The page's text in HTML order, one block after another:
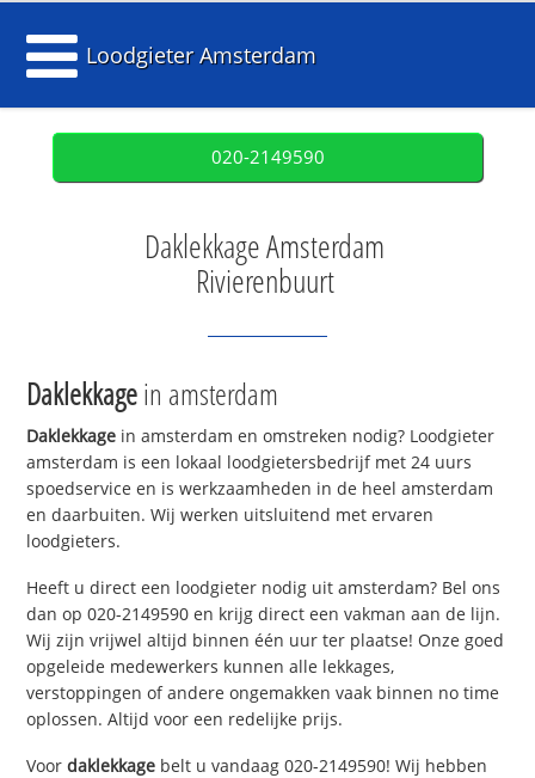
Loodgieter Amsterdam
020-2149590
Daklekkage Amsterdam
Rivierenbuurt
Daklekkagein amsterdam
Daklekkage in amsterdam en omstreken nodig? Loodgieter
amsterdam is een lokaal loodgietersbedrijf met 24 uurs
spoedservice en is werkzaamheden in de heel amsterdam
en daarbuiten. Wij werken uitsluitend met ervaren
loodgieters.
Heeft u direct een loodgieter nodig uit amsterdam? Bel ons
dan op 020-2149590 en krijg direct een vakman aan de lijn.
Wij zijn vrijwel altijd binnen één uur ter plaatse! Onze goed
opgeleide medewerkers kunnen alle lekkages,
verstoppingen of andere ongemakken vaak binnen no time
oplossen. Altijd voor een redelijke prijs.
Voordaklekkage belt u vandaag 020-2149590! Wij hebben